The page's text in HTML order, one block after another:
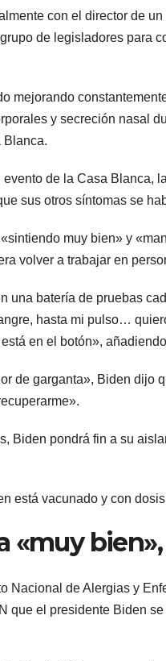
con el director de
de legisladores para
mejorando
y secreción nasal
Blanca.
de la Casa Blanca,
sus otros síntomas se
muy bien» y
volver a trabajar en
una batería de pruebas
hasta mi pulso…
en el botón»,
de garganta», Biden dijo
Biden pondrá fin a su
está vacunado y con
«muy
Nacional de Alergias y
que el presidente Biden